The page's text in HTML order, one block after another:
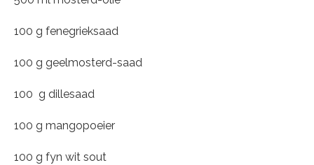
100 g fenegrieksaad
100 g geelmosterd-saad
100 g dillesaad
100 g mangopoeier
100 g fyn wit sout